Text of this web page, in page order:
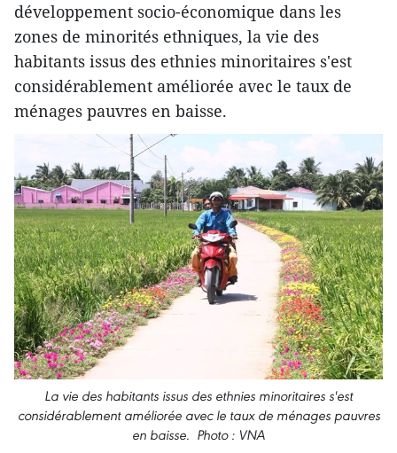
développement socio-économique dans les
zones de minorités ethniques, la vie des
habitants issus des ethnies minoritaires s'est
considérablement améliorée avec le taux de
ménages pauvres en baisse.
La vie des habitants issus des ethnies minoritaires s'est
considérablement améliorée avec le taux de ménages pauvres
en baisse. Photo : VNA